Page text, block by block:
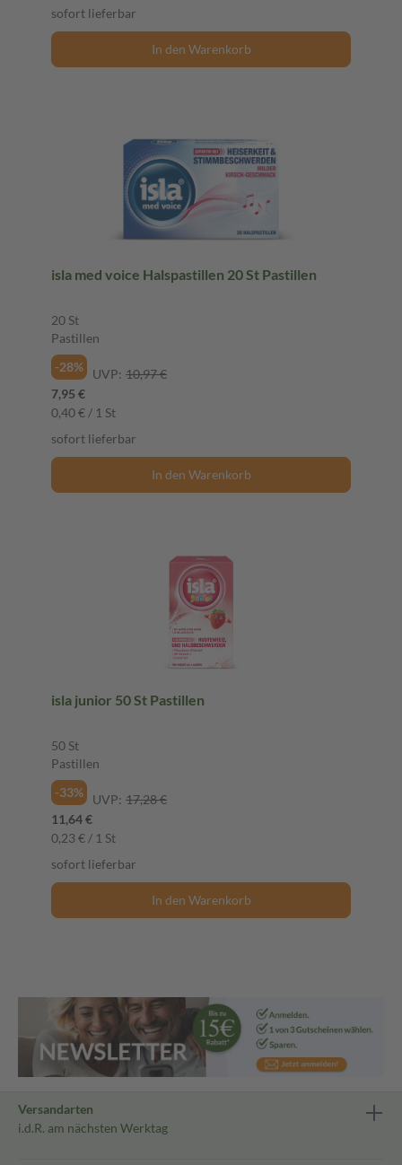
sofort lieferbar
In den Warenkorb
isla med voice Halspastillen 20 St Pastillen
20 St
Pastillen
-28%
UVP: 10,97 €
7,95 €
0,40 € / 1 St
sofort lieferbar
In den Warenkorb
isla junior 50 St Pastillen
50 St
Pastillen
-33%
UVP: 17,28 €
11,64 €
0,23 € / 1 St
sofort lieferbar
In den Warenkorb
Versandarten
i.d.R. am nächsten Werktag